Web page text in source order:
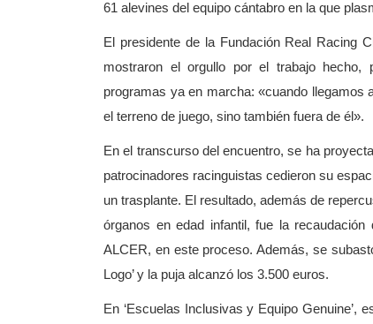
61 alevines del equipo cántabro en la que
El presidente de la Fundación Real Racing
mostraron el orgullo por el trabajo hecho,
programas ya en marcha: «cuando llegamos
el terreno de juego, sino también fuera de él».
En el transcurso del encuentro, se ha
patrocinadores racinguistas cedieron su
un trasplante. El resultado, además de
órganos en edad infantil, fue la
ALCER, en este proceso. Además, se
Logo’ y la puja alcanzó los 3.500 euros.
En ‘Escuelas Inclusivas y Equipo Genuine’,